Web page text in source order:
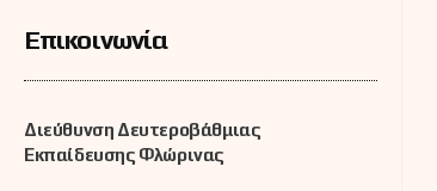
Επικοινωνία
Διεύθυνση Δευτεροβάθμιας
Εκπαίδευσης Φλώρινας